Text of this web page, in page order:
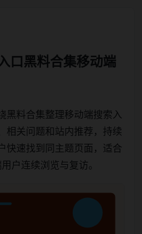
口黑料合集移动端
黑料合集整理移动端搜索入
相关问题和站内推荐，持续
快速找到同主题页面，适合
户连续浏览与复访。